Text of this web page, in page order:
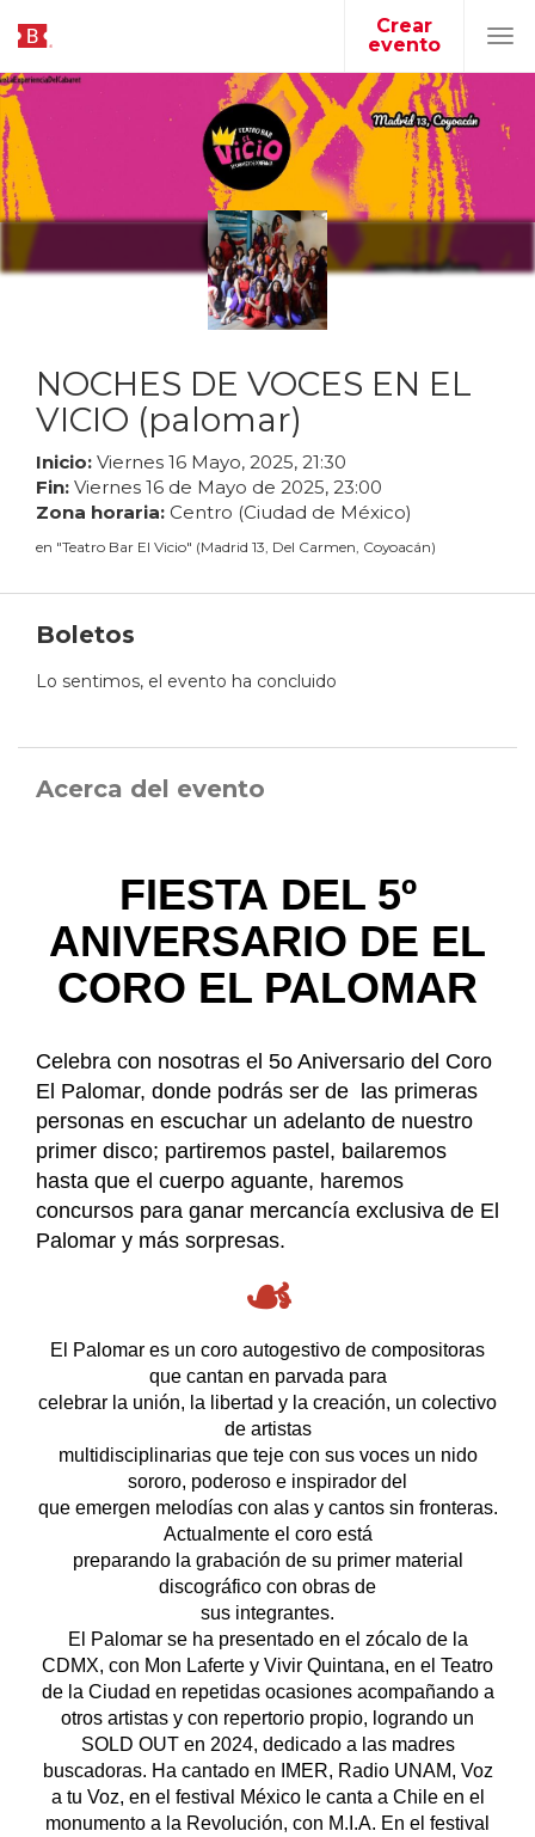
Crear
evento
NOCHES DE VOCES EN EL
VICIO (palomar)
Inicio: Viernes 16 Mayo, 2025, 21:30
Fin: Viernes 16 de Mayo de 2025, 23:00
Zona horaria: Centro (Ciudad de México)
en "Teatro Bar El Vicio" (Madrid 13, Del Carmen, Coyoacán)
Boletos
Lo sentimos, el evento ha concluido
Acerca del evento
FIESTA DEL 5º
ANIVERSARIO DE EL
CORO EL PALOMAR
Celebra con nosotras el 5o Aniversario del Coro
El Palomar, donde podrás ser de las primeras
personas en escuchar un adelanto de nuestro
primer disco; partiremos pastel, bailaremos
hasta que el cuerpo aguante, haremos
concursos para ganar mercancía exclusiva de El
Palomar y más sorpresas.
☙
El Palomar es un coro autogestivo de compositoras
que cantan en parvada para
celebrar la unión, la libertad y la creación, un colectivo
de artistas
multidisciplinarias que teje con sus voces un nido
sororo, poderoso e inspirador del
que emergen melodías con alas y cantos sin fronteras.
Actualmente el coro está
preparando la grabación de su primer material
discográfico con obras de
sus integrantes.
El Palomar se ha presentado en el zócalo de la
CDMX, con Mon Laferte y Vivir Quintana, en el Teatro
de la Ciudad en repetidas ocasiones acompañando a
otros artistas y con repertorio propio, logrando un
SOLD OUT en 2024, dedicado a las madres
buscadoras. Ha cantado en IMER, Radio UNAM, Voz
a tu Voz, en el festival México le canta a Chile en el
monumento a la Revolución, con M.I.A. En el festival